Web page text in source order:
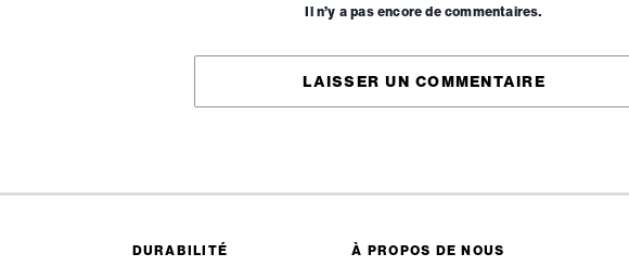
Il n’y a pas encore de commentaires.
LAISSER UN COMMENTAIRE
DURABILITÉ À PROPOS DE NOUS